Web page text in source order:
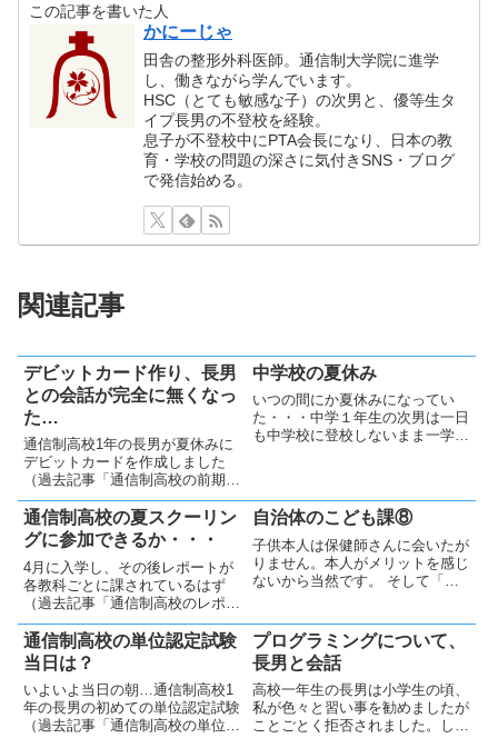
この記事を書いた人
かにーじゃ
田舎の整形外科医師。通信制大学院に進学
し、働きながら学んでいます。
HSC（とても敏感な子）の次男と、優等生タ
イプ長男の不登校を経験。
息子が不登校中にPTA会長になり、日本の教
育・学校の問題の深さに気付きSNS・ブログ
で発信始める。
関連記事
デビットカード作り、長男
との会話が完全に無くなっ
た…
通信制高校1年の長男が夏休みに
デビットカードを作成しました
（過去記事「通信制高校の前期試
験が終わり、夏休み始まる」）。
自分で「貯蓄額を見ながら、考え
てお金を使う」という事を身につ
けてほしいと思い、長男に勧めた
ところ乗り気になり作成しまし
た。...
中学校の夏休み
いつの間にか夏休みになってい
た・・・中学１年生の次男は一日
も中学校に登校しないまま一学期
間中なのか認識していませんでし
た。曜日の感覚については、私自
身...
通信制高校の夏スクーリン
グに参加できるか・・・
4月に入学し、その後レポートが
各教科ごとに課されているはず
（過去記事「通信制高校のレポー
ト提出」）ですが、長男が提出し
ているのかよくわからないまま、
7月の集中スクーリングを迎えま
した。とりあえず高校からは何の
連絡も来ていません（”レポート
未...
自治体のこども課⑧
子供本人は保健師さんに会いたが
りません。本人がメリットを感じ
ないから当然です。 そして「不
だと思います
通信制高校の単位認定試験
当日は？
いよいよ当日の朝…通信制高校1
年の長男の初めての単位認定試験
（過去記事「通信制高校の単位認
プログラミングについて、
長男と会話
高校一年生の長男は小学生の頃、
私が色々と習い事を勧めましたが
ことごとく拒否されました。しか